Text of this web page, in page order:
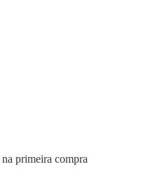
na primeira compra